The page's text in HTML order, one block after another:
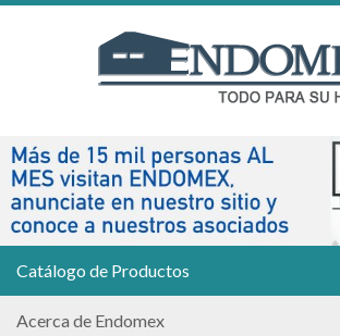
Catálogo de Productos
Acerca de Endomex